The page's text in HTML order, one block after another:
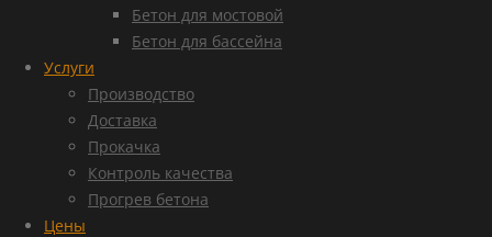
Бетон для мостовой
Бетон для бассейна
Услуги
Производство
Доставка
Прокачка
Контроль качества
Прогрев бетона
Цены